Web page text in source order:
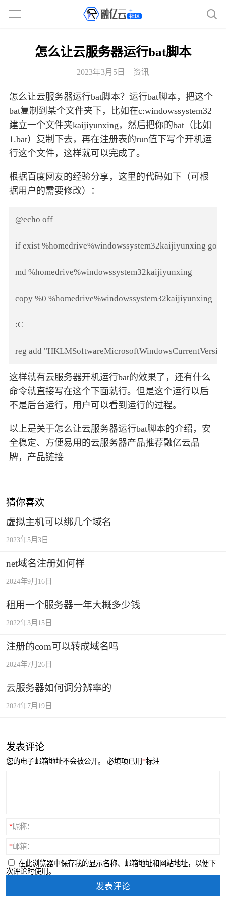
怎么让云服务器运行bat脚本
2023年3月5日 资讯
怎么让云服务器运行bat脚本？运行bat脚本，把这个
bat复制到某个文件夹下，比如在c:windowssystem32
建立一个文件夹kaijiyunxing，然后把你的bat（比如
1.bat）复制下去，再在注册表的run值下写个开机运
行这个文件，这样就可以完成了。
根据百度网友的经验分享，这里的代码如下（可根
据用户的需要修改）：
@echo off
if exist %homedrive%windowssystem32kaijiyunxing goto
md %homedrive%windowssystem32kaijiyunxing
copy %0 %homedrive%windowssystem32kaijiyunxing
:C
reg add
这样就有云服务器开机运行bat的效果了，还有什么
命令就直接写在这个下面就行。但是这个运行以后
不是后台运行，用户可以看到运行的过程。
以上是关于怎么让云服务器运行bat脚本的介绍，安
全稳定、方便易用的云服务器产品推荐融亿云品
牌，产品链接
猜你喜欢
虚拟主机可以绑几个域名
2023年5月3日
net域名注册如何样
2024年9月16日
租用一个服务器一年大概多少钱
2022年3月15日
注册的com可以转成域名吗
2024年7月26日
云服务器如何调分辨率的
2024年7月19日
发表评论
您的电子邮箱地址不会被公开。 必填项已用*标注
*昵称：
*邮箱：
在此浏览器中保存我的显示名称、邮箱地址和网站地址，以便下
次评论时使用。